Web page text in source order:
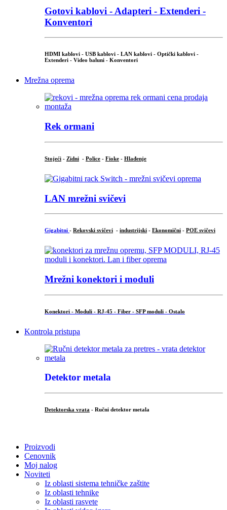
Gotovi kablovi - Adapteri - Extenderi -
Konventori
HDMI kablovi - USB kablovi - LAN kablovi - Optički kablovi -
Extenderi - Video baluni - Konventori
Mrežna oprema
Rek ormani
Stojeći - Zidni - Police - Fioke - Hlađenje
LAN mrežni svičevi
Gigabitni - Rekovski svičevi - industrijski - Ekonomični - POE svičevi
Mrežni konektori i moduli
Konektori - Moduli - RJ-45 - Fiber - SFP moduli - Ostalo
Kontrola pristupa
Detektor metala
Detektorska vrata - Ručni detektor metala
Proizvodi
Cenovnik
Moj nalog
Noviteti
Iz oblasti sistema tehničke zaštite
Iz oblasti tehnike
Iz oblasti rasvete